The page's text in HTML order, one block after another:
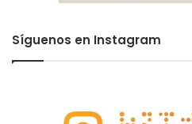
Síguenos en Instagram